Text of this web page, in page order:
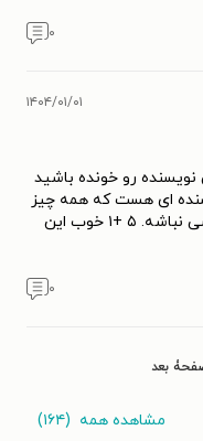
۰
۱۴۰۴/۰۱/۰۱
نویسنده رو خونده باشید
ای هست که همه چیز
رو با جزییات میگه. ممکنه سلیقه هر کسی نباشه. ۵ +۱ خوب این
۰
بعد
مشاهده همه (۱۶۴)